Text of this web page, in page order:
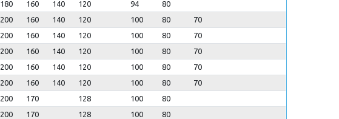
180 160 140 120 94
80
200 160 140 120 100 80
70
200 160 140 120 100 80
70
200 160 140 120 100 80
70
200 160 140 120 100 80
70
200 160 140 120 100 80
70
200 170 128 100
80
200 170 128 100
80